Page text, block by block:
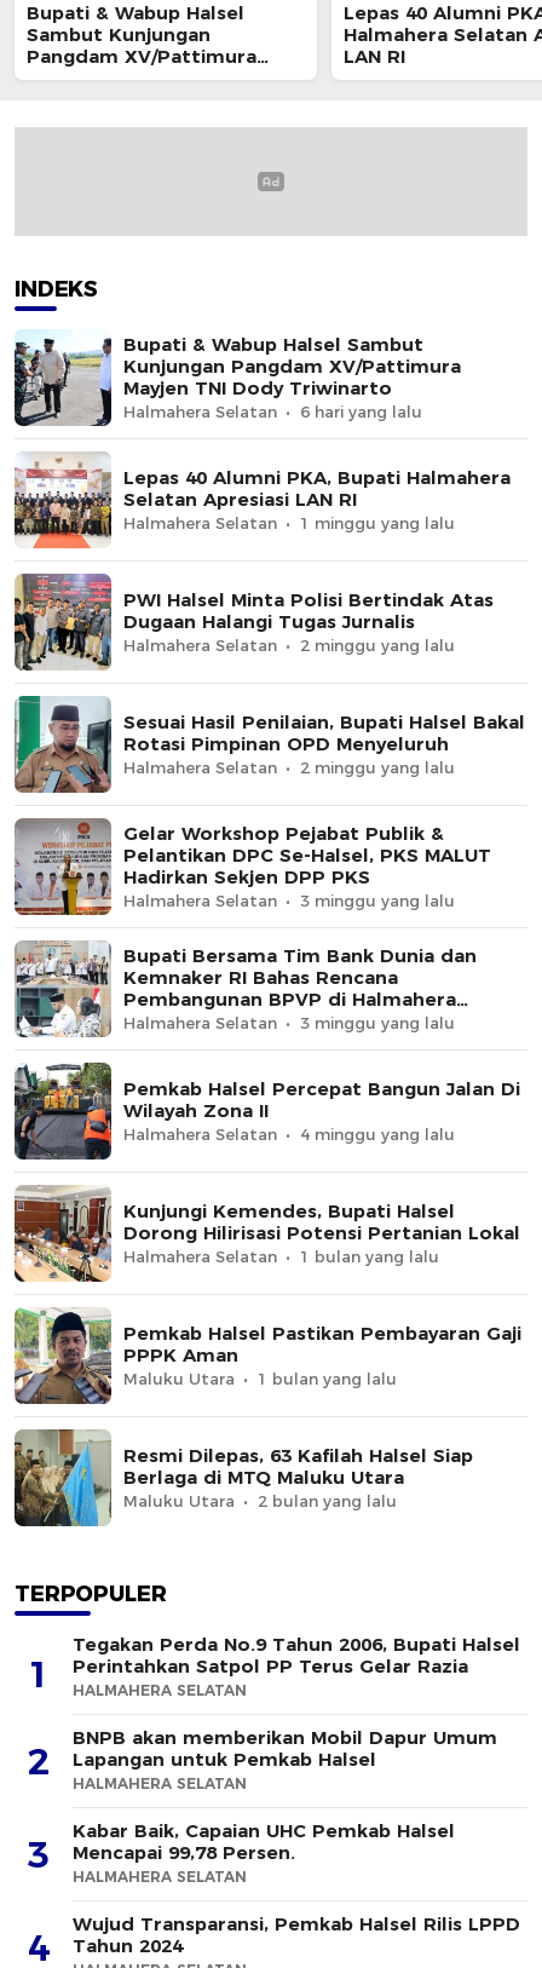
Bupati & Wabup Halsel
Sambut Kunjungan
Pangdam XV/Pattimura
Mayjen TNI Dody Triwinarto
Lepas 40 Alumni
Halmahera Selatan
LAN RI
INDEKS
Bupati & Wabup Halsel Sambut
Kunjungan Pangdam XV/Pattimura
Mayjen TNI Dody Triwinarto
Halmahera Selatan 6 hari yang lalu
Lepas 40 Alumni PKA, Bupati Halmahera
Selatan Apresiasi LAN RI
Halmahera Selatan 1 minggu yang lalu
PWI Halsel Minta Polisi Bertindak Atas
Dugaan Halangi Tugas Jurnalis
Halmahera Selatan 2 minggu yang lalu
Sesuai Hasil Penilaian, Bupati Halsel Bakal
Rotasi Pimpinan OPD Menyeluruh
Halmahera Selatan 2 minggu yang lalu
Gelar Workshop Pejabat Publik &
Pelantikan DPC Se-Halsel, PKS MALUT
Hadirkan Sekjen DPP PKS
Halmahera Selatan 3 minggu yang lalu
Bupati Bersama Tim Bank Dunia dan
Kemnaker RI Bahas Rencana
Pembangunan BPVP di Halmahera
Selatan
Halmahera Selatan 3 minggu yang lalu
Pemkab Halsel Percepat Bangun Jalan Di
Wilayah Zona II
Halmahera Selatan 4 minggu yang lalu
Kunjungi Kemendes, Bupati Halsel
Dorong Hilirisasi Potensi Pertanian Lokal
Halmahera Selatan 1 bulan yang lalu
Pemkab Halsel Pastikan Pembayaran Gaji
PPPK Aman
Maluku Utara 1 bulan yang lalu
Resmi Dilepas, 63 Kafilah Halsel Siap
Berlaga di MTQ Maluku Utara
Maluku Utara 2 bulan yang lalu
TERPOPULER
1
Tegakan Perda No.9 Tahun 2006, Bupati Halsel
Perintahkan Satpol PP Terus Gelar Razia
HALMAHERA SELATAN
2
BNPB akan memberikan Mobil Dapur Umum
Lapangan untuk Pemkab Halsel
HALMAHERA SELATAN
3
Kabar Baik, Capaian UHC Pemkab Halsel
Mencapai 99,78 Persen.
HALMAHERA SELATAN
4
Wujud Transparansi, Pemkab Halsel Rilis LPPD
Tahun 2024